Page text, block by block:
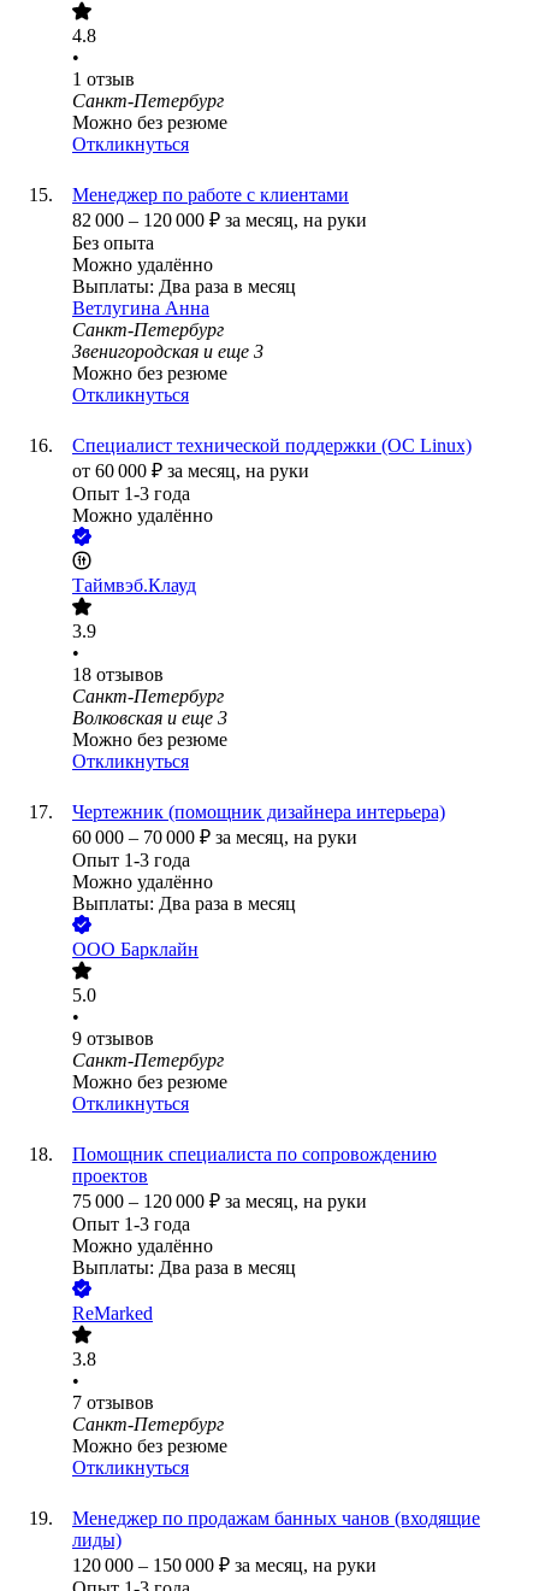
4.8
•
1 отзыв
Санкт-Петербург
Можно без резюме
Откликнуться
Менеджер по работе с клиентами
82 000 – 120 000 ₽ за месяц, на руки
Без опыта
Можно удалённо
Выплаты: Два раза в месяц
Ветлугина Анна
Санкт-Петербург
Звенигородская и еще 3
Можно без резюме
Откликнуться
Специалист технической поддержки (ОС Linux)
от 60 000 ₽ за месяц, на руки
Опыт 1-3 года
Можно удалённо
Таймвэб.Клауд
3.9
•
18 отзывов
Санкт-Петербург
Волковская и еще 3
Можно без резюме
Откликнуться
Чертежник (помощник дизайнера интерьера)
60 000 – 70 000 ₽ за месяц, на руки
Опыт 1-3 года
Можно удалённо
Выплаты: Два раза в месяц
ООО Барклайн
5.0
•
9 отзывов
Санкт-Петербург
Можно без резюме
Откликнуться
Помощник специалиста по сопровождению
проектов
75 000 – 120 000 ₽ за месяц, на руки
Опыт 1-3 года
Можно удалённо
Выплаты: Два раза в месяц
ReMarked
3.8
•
7 отзывов
Санкт-Петербург
Можно без резюме
Откликнуться
Менеджер по продажам банных чанов (входящие
лиды)
120 000 – 150 000 ₽ за месяц, на руки